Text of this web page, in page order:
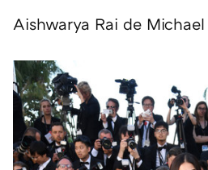
Aishwarya Rai de